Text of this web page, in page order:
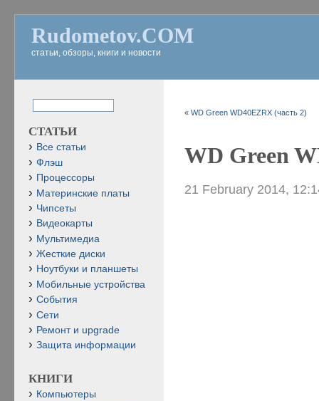
Rudometov.COM
статьи, обзоры, книги и новости
«WD Green WD40EZRX (часть 2)
WD Green
21 February 2014,
СТАТЬИ
Все статьи
Флэш
Процессоры
Материнские платы
Чипсеты
Видеокарты
Мультимедиа
Жесткие диски
Ноутбуки и планшеты
Мобильные устройства
События
Сети
Ремонт и upgrade
Защита информации
КНИГИ
Компьютеры